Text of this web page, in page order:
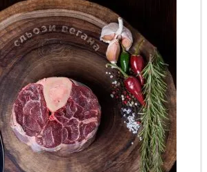
странице
товара.